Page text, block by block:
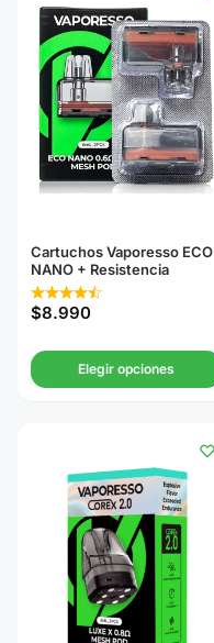
Cartuchos Vaporesso ECO
NANO + Resistencia
$8.990
Elegir opciones